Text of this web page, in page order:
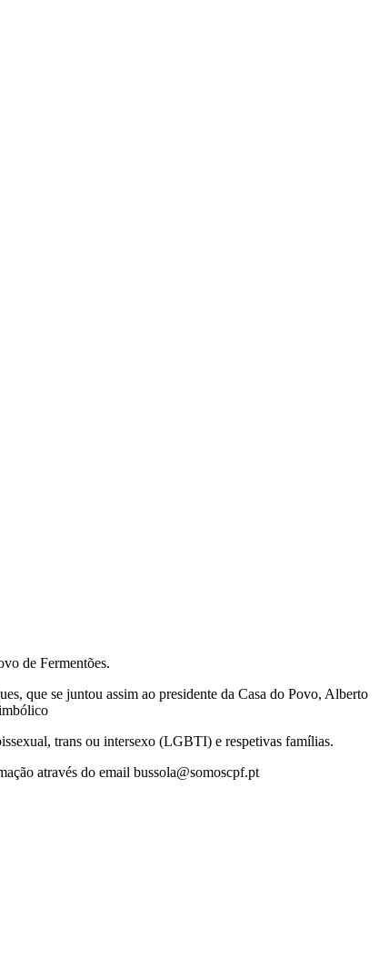
de Fermentões.
que se juntou assim ao presidente da Casa do Povo, Alberto
trans ou intersexo (LGBTI) e respetivas famílias.
através do email bussola@somoscpf.pt